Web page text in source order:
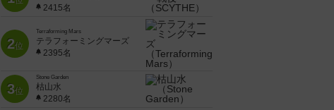
2415名
2位
Terraforming Mars
テラフォーミングマーズ
2395名
3位
Stone Garden
枯山水
2280名